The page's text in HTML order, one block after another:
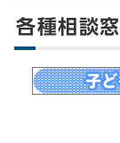
各種相談